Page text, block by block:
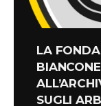
LA
SUGLI